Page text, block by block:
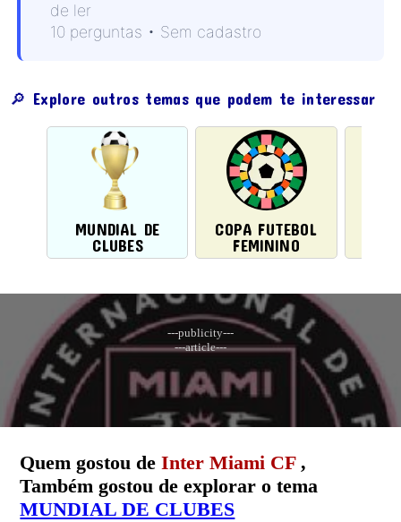
de ler
10 perguntas • Sem cadastro
🔎 Explore outros temas que podem te interessar
MUNDIAL DE
CLUBES
COPA FUTEBOL
FEMININO
---publicity---
---article---
Quem gostou deInter Miami CF,
Também gostou de explorar o tema
MUNDIAL DE CLUBES